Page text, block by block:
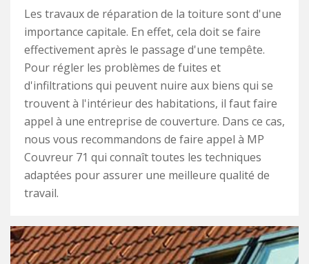
Les travaux de réparation de la toiture sont d'une
importance capitale. En effet, cela doit se faire
effectivement après le passage d'une tempête.
Pour régler les problèmes de fuites et
d'infiltrations qui peuvent nuire aux biens qui se
trouvent à l'intérieur des habitations, il faut faire
appel à une entreprise de couverture. Dans ce cas,
nous vous recommandons de faire appel à MP
Couvreur 71 qui connaît toutes les techniques
adaptées pour assurer une meilleure qualité de
travail.